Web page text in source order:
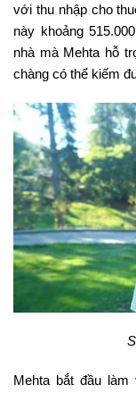
với thu nhập cho
này khoảng
nhà mà Mehta hỗ
chàng có thể kiếm
Mehta bắt đầu làm